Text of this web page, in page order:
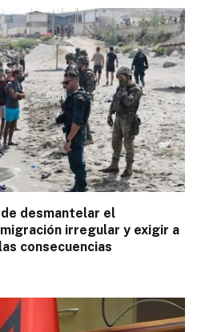
desmantelar el
irregular y exigir a
consecuencias